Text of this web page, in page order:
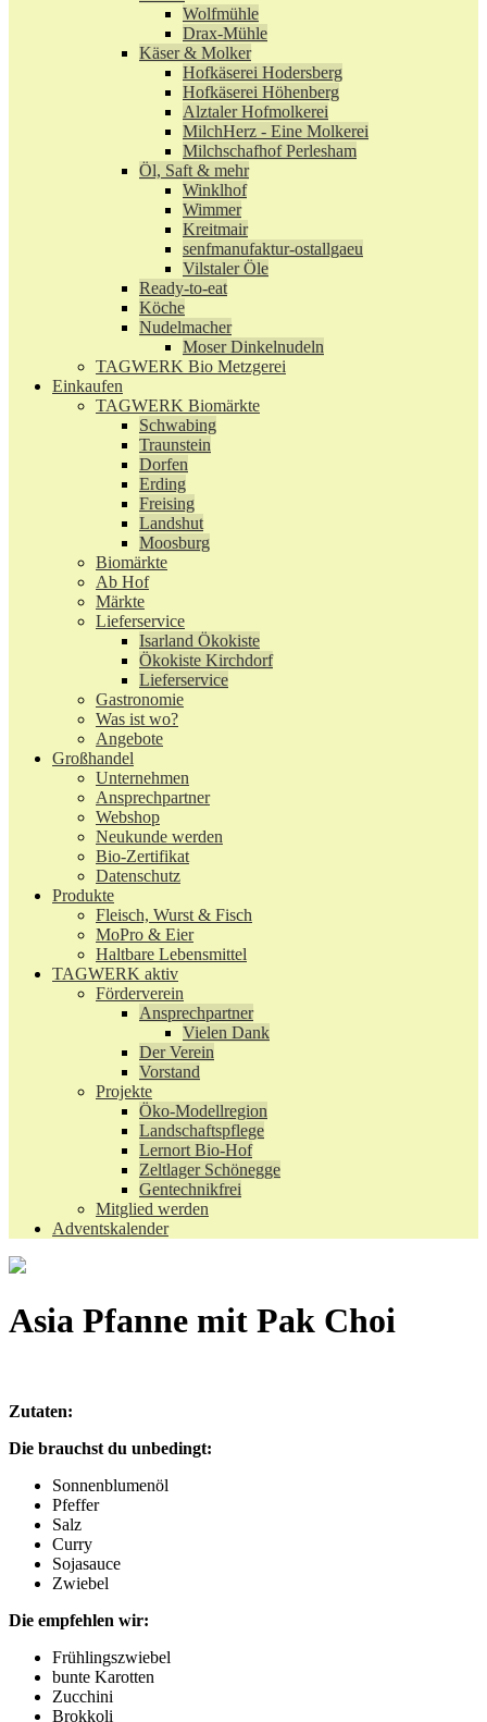
Wolfmühle
Drax-Mühle
Käser & Molker
Hofkäserei Hodersberg
Hofkäserei Höhenberg
Alztaler Hofmolkerei
MilchHerz - Eine Molkerei
Milchschafhof Perlesham
Öl, Saft & mehr
Winklhof
Wimmer
Kreitmair
senfmanufaktur-ostallgaeu
Vilstaler Öle
Ready-to-eat
Köche
Nudelmacher
Moser Dinkelnudeln
TAGWERK Bio Metzgerei
Einkaufen
TAGWERK Biomärkte
Schwabing
Traunstein
Dorfen
Erding
Freising
Landshut
Moosburg
Biomärkte
Ab Hof
Märkte
Lieferservice
Isarland Ökokiste
Ökokiste Kirchdorf
Lieferservice
Gastronomie
Was ist wo?
Angebote
Großhandel
Unternehmen
Ansprechpartner
Webshop
Neukunde werden
Bio-Zertifikat
Datenschutz
Produkte
Fleisch, Wurst & Fisch
MoPro & Eier
Haltbare Lebensmittel
TAGWERK aktiv
Förderverein
Ansprechpartner
Vielen Dank
Der Verein
Vorstand
Projekte
Öko-Modellregion
Landschaftspflege
Lernort Bio-Hof
Zeltlager Schönegge
Gentechnikfrei
Mitglied werden
Adventskalender
Asia Pfanne mit Pak Choi
Zutaten:
Die brauchst du unbedingt:
Sonnenblumenöl
Pfeffer
Salz
Curry
Sojasauce
Zwiebel
Die empfehlen wir:
Frühlingszwiebel
bunte Karotten
Zucchini
Brokkoli